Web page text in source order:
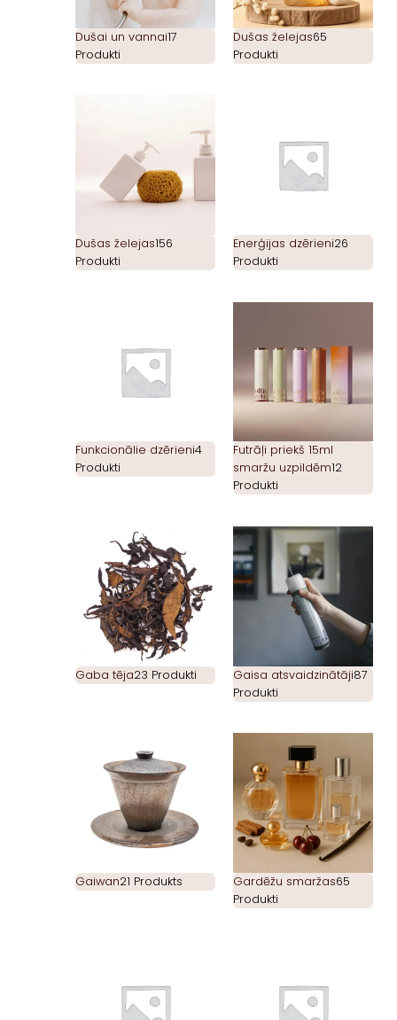
Dušai un vannai17
Produkti
Dušas želejas65
Produkti
Dušas želejas156
Produkti
Enerģijas dzērieni26
Produkti
Funkcionālie dzērieni4
Produkti
Futrāļi priekš 15ml
smaržu uzpildēm12
Produkti
Gaba tēja23 Produkti Gaisa atsvaidzinātāji87
Produkti
Gaiwan21 Produkts Gardēžu smaržas65
Produkti